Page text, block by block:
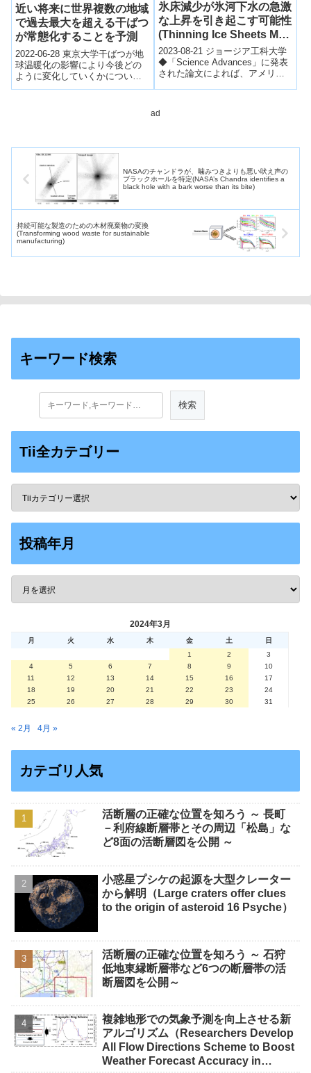
近い将来に世界複数の地域
で過去最大を超える干ばつ
が常態化することを予測
2022-06-28 東京大学干ばつが地
球温暖化の影響により今後どの
ように変化していくかについて
の知見は、地球温暖化に対する
氷床減少が氷河下水の急激
な上昇を引き起こす可能性
(Thinning Ice Sheets May
Drive Sharp Rise in
Subglacial Waters)
2023-08-21 ジョージア工科大学
◆「Science Advances」に発表
された論文によれば、アメリカ
ad
NASAのチャンドラが、噛みつきよりも悪い吠え声の
ブラックホールを特定(NASA’s Chandra identifies a
black hole with a bark worse than its bite)
持続可能な製造のための木材廃棄物の変換
(Transforming wood waste for sustainable
manufacturing)
キーワード検索
Tii全カテゴリー
投稿年月
2024年3月
月 火 水 木 金 土
日
1
2
3
4
5 6 7 8 9
10
11
12 13 14 15 16
17
18
19 20 21 22 23
24
25
26 27 28 29 30 31
« 2月 4月 »
カテゴリ人気
活断層の正確な位置を知ろう ～ 長町
－利府線断層帯とその周辺「松島」な
ど8面の活断層図を公開 ～
小惑星プシケの起源を大型クレーター
から解明（Large craters offer clues
to the origin of asteroid 16 Psyche）
活断層の正確な位置を知ろう ～ 石狩
低地東縁断層帯など6つの断層帯の活
断層図を公開～
複雑地形での気象予測を向上させる新
アルゴリズム（Researchers Develop
All Flow Directions Scheme to Boost
Weather Forecast Accuracy in